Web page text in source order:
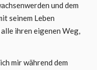
und dem
seinem Leben
ihren eigenen Weg,
mir während dem